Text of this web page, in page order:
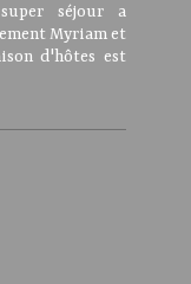
séjour a
Myriam et
d'hôtes est